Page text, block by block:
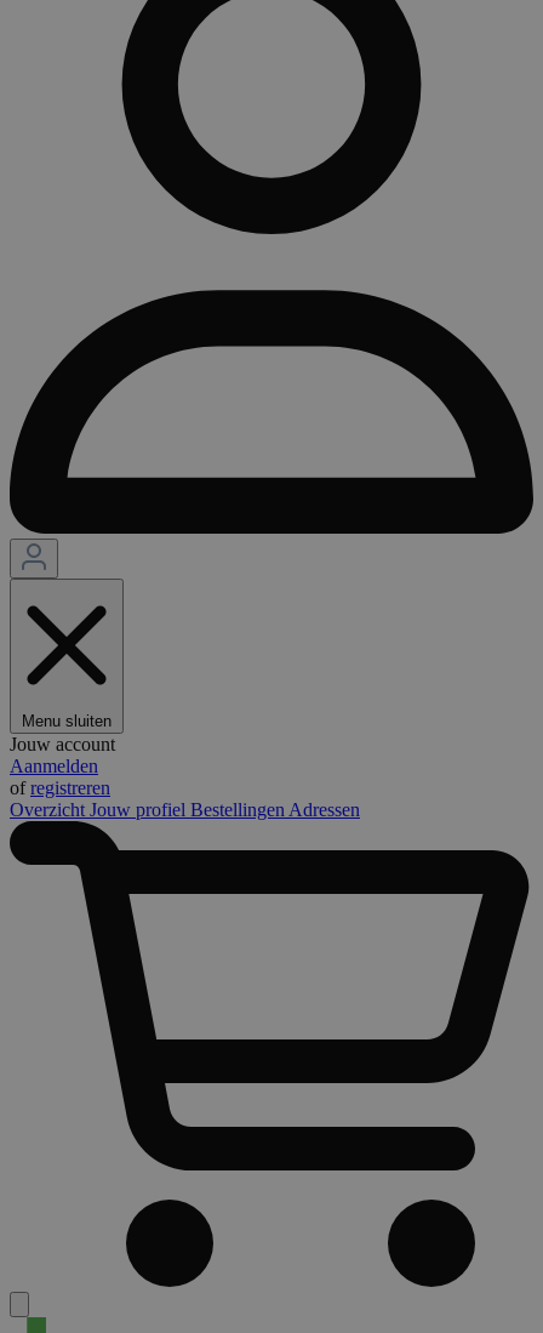
Menu sluiten
Jouw account
Aanmelden
ofregistreren
Overzicht Jouw profiel Bestellingen Adressen